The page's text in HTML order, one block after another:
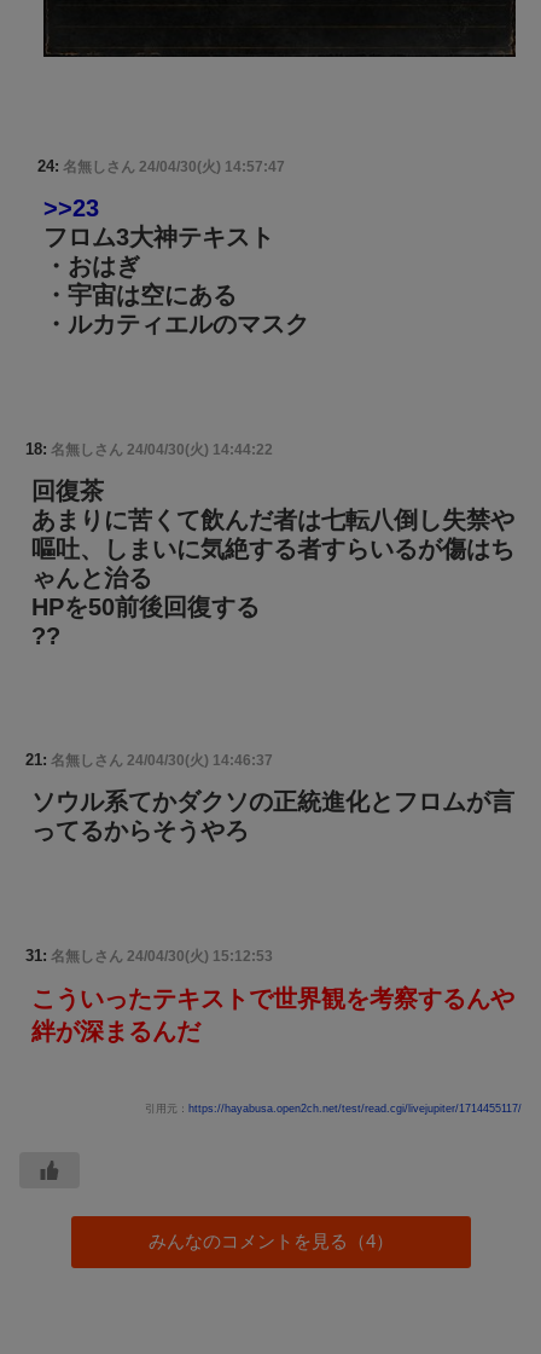
24: 名無しさん 24/04/30(火) 14:57:47
>>23
フロム3大神テキスト
・おはぎ
・宇宙は空にある
・ルカティエルのマスク
18: 名無しさん 24/04/30(火) 14:44:22
回復茶
あまりに苦くて飲んだ者は七転八倒し失禁や
嘔吐、しまいに気絶する者すらいるが傷はち
ゃんと治る
HPを50前後回復する
??
21: 名無しさん 24/04/30(火) 14:46:37
ソウル系てかダクソの正統進化とフロムが言
ってるからそうやろ
31: 名無しさん 24/04/30(火) 15:12:53
こういったテキストで世界観を考察するんや
絆が深まるんだ
引用元： https://hayabusa.open2ch.net/test/read.cgi/livejupiter/1714455117/
みんなのコメントを見る（4）